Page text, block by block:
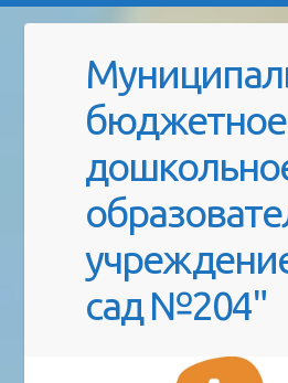
бюджетное
сад №204"